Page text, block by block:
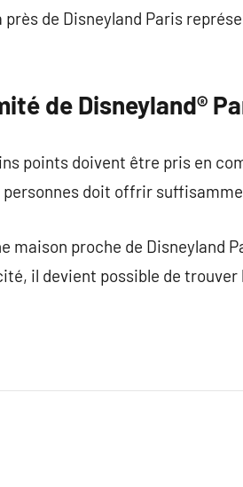
de Disneyland Paris
de Disneyland®
points doivent être pris en
doit offrir
maison proche de Disneyland
il devient possible de